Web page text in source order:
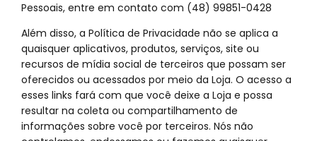
Pessoais, entre em contato com (48) 99851-0428
Além disso, a Política de Privacidade não se aplica a
quaisquer aplicativos, produtos, serviços, site ou
recursos de mídia social de terceiros que possam ser
oferecidos ou acessados por meio da Loja. O acesso a
esses links fará com que você deixe a Loja e possa
resultar na coleta ou compartilhamento de
informações sobre você por terceiros. Nós não